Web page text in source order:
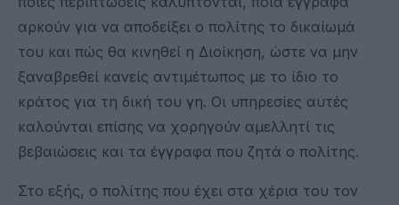
αρκούν για να αποδείξει ο πολίτης το δικαίωμά
του και πώς θα κινηθεί η Διοίκηση, ώστε να μην
ξαναβρεθεί κανείς αντιμέτωπος με το ίδιο το
κράτος για τη δική του γη. Οι υπηρεσίες αυτές
καλούνται επίσης να χορηγούν αμελλητί τις
βεβαιώσεις και τα έγγραφα που ζητά ο πολίτης.
Στο εξής, ο πολίτης που έχει στα χέρια του τον